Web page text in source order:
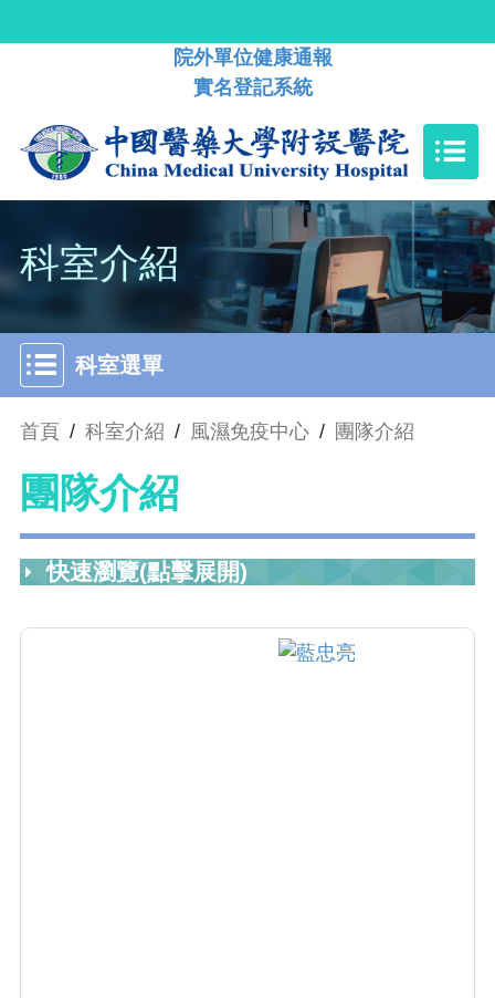
院外單位健康通報
實名登記系統
科室介紹
科室選單
首頁 / 科室介紹 / 風濕免疫中心 / 團隊介紹
團隊介紹
快速瀏覽(點擊展開)